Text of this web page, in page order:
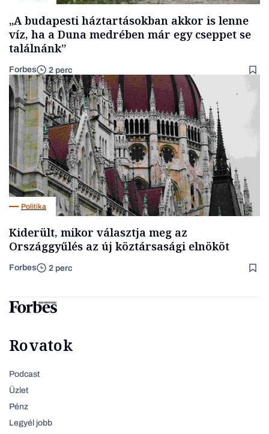
„A budapesti háztartásokban akkor is lenne
víz, ha a Duna medrében már egy cseppet se
találnánk”
Forbes 2 perc
Politika
Kiderült, mikor választja meg az
Országgyűlés az új köztársasági elnököt
Forbes 2 perc
Rovatok
Podcast
Üzlet
Pénz
Legyél jobb